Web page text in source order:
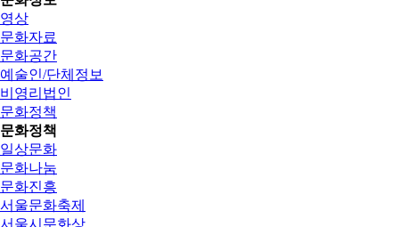
영상
문화자료
문화공간
예술인/단체정보
비영리법인
문화정책
문화정책
일상문화
문화나눔
문화진흥
서울문화축제
서울시문화상